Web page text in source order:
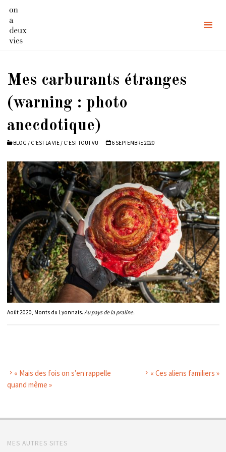
content
Mes carburants étranges
(warning : photo
anecdotique)
BLOG / C'EST LA VIE / C'EST TOUT VU 6 SEPTEMBRE 2020
Août 2020, Monts du Lyonnais. Au pays de la praline.
« Mais des fois on s’en rappelle
quand même »
« Ces aliens familiers »
MES AUTRES SITES